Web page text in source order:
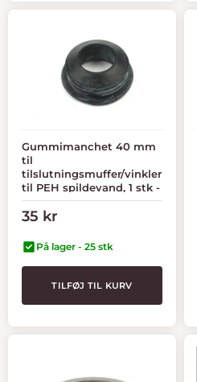
Gummimanchet 40 mm
til
tilslutningsmuffer/vinkler
til PEH spildevand, 1 stk -
Geberit
Tilbudspris
35 kr
På lager - 25 stk
TILFØJ TIL KURV